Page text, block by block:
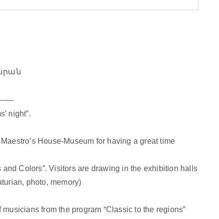
night”.
House-Museum for having a great time
Colors”. Visitors are drawing in the exhibition halls
photo, memory)
from the program “Classic to the regions”